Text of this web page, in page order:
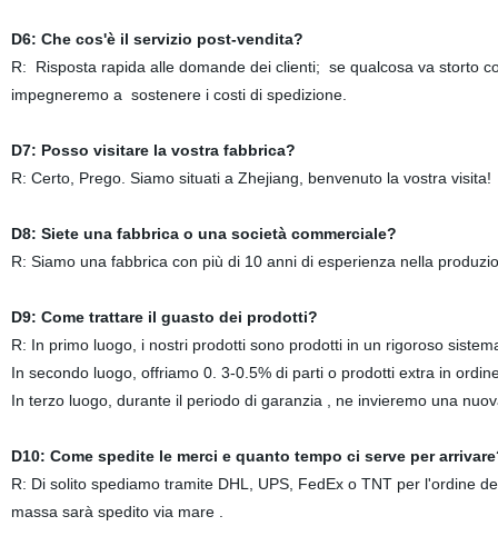
D6: Che cos'è il servizio post-vendita?
R: Risposta rapida alle domande dei clienti; se qualcosa va
impegneremo a sostenere i costi di spedizione.
D7: Posso visitare la vostra fabbrica?
R: Certo, Prego. Siamo situati a Zhejiang, benvenuto la vostra visita!
D8: Siete una fabbrica o una società commerciale?
R: Siamo una fabbrica con più di 10 anni di esperienza nella
D9: Come trattare il guasto dei prodotti?
R: In primo luogo, i nostri prodotti sono prodotti in un rigoroso
In secondo luogo, offriamo 0. 3-0.5% di parti o prodotti extra in
In terzo luogo, durante il periodo di garanzia , ne invieremo una
D10: Come spedite le merci e quanto tempo ci serve per
R: Di solito spediamo tramite DHL, UPS, FedEx o TNT per l'ordine
massa sarà spedito via mare .